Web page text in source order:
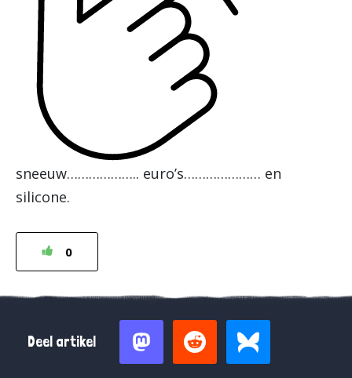
sneeuw……………….. euro’s………………… en
silicone.
0
Deel artikel